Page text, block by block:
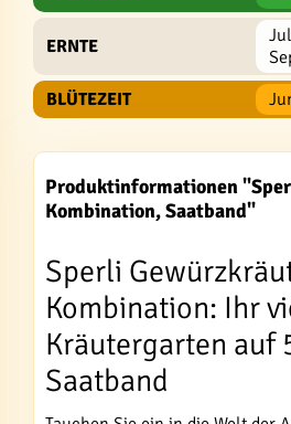
ERNTE
BLÜTEZEIT
Produktinformationen
Kombination, Saatband"
Sperli
Kombination: Ihr
Kräutergarten auf
Saatband